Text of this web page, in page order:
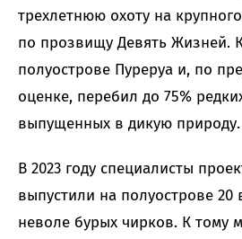
трехлетнюю охоту на
по прозвищу Девять Жизней.
полуострове Пуреруа и, по
оценке, перебил до 75%
выпущенных в дикую природу.
В 2023 году специалисты
выпустили на полуострове
неволе бурых чирков. К тому